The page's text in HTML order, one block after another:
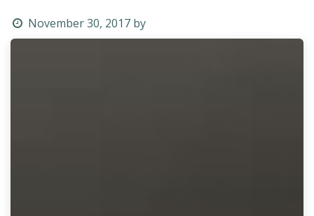
November 30, 2017 by